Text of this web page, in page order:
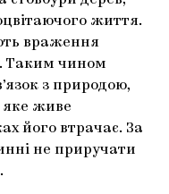
життя.
враження
Таким чином
з природою,
яке живе
його втрачає. За
не приручати